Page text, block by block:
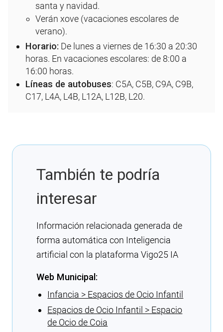
santa y navidad.
Verán xove (vacaciones escolares de
verano).
Horario: De lunes a viernes de 16:30 a 20:30
horas. En vacaciones escolares: de 8:00 a
16:00 horas.
Líneas de autobuses: C5A, C5B, C9A, C9B,
C17, L4A, L4B, L12A, L12B, L20.
También te podría
interesar
Información relacionada generada de
forma automática con Inteligencia
artificial con la plataforma Vigo25 IA
Web Municipal:
Infancia > Espacios de Ocio Infantil
Espacios de Ocio Infantil > Espacio
de Ocio de Coia